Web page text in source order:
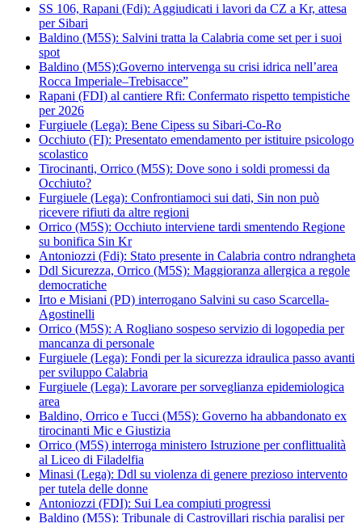
SS 106, Rapani (Fdi): Aggiudicati i lavori da CZ a Kr, attesa
per Sibari
Baldino (M5S): Salvini tratta la Calabria come set per i suoi
spot
Baldino (M5S):Governo intervenga su crisi idrica nell’area
Rocca Imperiale–Trebisacce”
Rapani (FDI) al cantiere Rfi: Confermato rispetto tempistiche
per 2026
Furgiuele (Lega): Bene Cipess su Sibari-Co-Ro
Occhiuto (FI): Presentato emendamento per istituire psicologo
scolastico
Tirocinanti, Orrico (M5S): Dove sono i soldi promessi da
Occhiuto?
Furgiuele (Lega): Confrontiamoci sui dati, Sin non può
ricevere rifiuti da altre regioni
Orrico (M5S): Occhiuto interviene tardi smentendo Regione
su bonifica Sin Kr
Antoniozzi (Fdi): Stato presente in Calabria contro ndrangheta
Ddl Sicurezza, Orrico (M5S): Maggioranza allergica a regole
democratiche
Irto e Misiani (PD) interrogano Salvini su caso Scarcella-
Agostinelli
Orrico (M5S): A Rogliano sospeso servizio di logopedia per
mancanza di personale
Furgiuele (Lega): Fondi per la sicurezza idraulica passo avanti
per sviluppo Calabria
Furgiuele (Lega): Lavorare per sorveglianza epidemiologica
area
Baldino, Orrico e Tucci (M5S): Governo ha abbandonato ex
tirocinanti Mic e Giustizia
Orrico (M5S) interroga ministero Istruzione per conflittualità
al Liceo di Filadelfia
Minasi (Lega): Ddl su violenza di genere prezioso intervento
per tutela delle donne
Antoniozzi (FDI): Sui Lea compiuti progressi
Baldino (M5S): Tribunale di Castrovillari rischia paralisi per